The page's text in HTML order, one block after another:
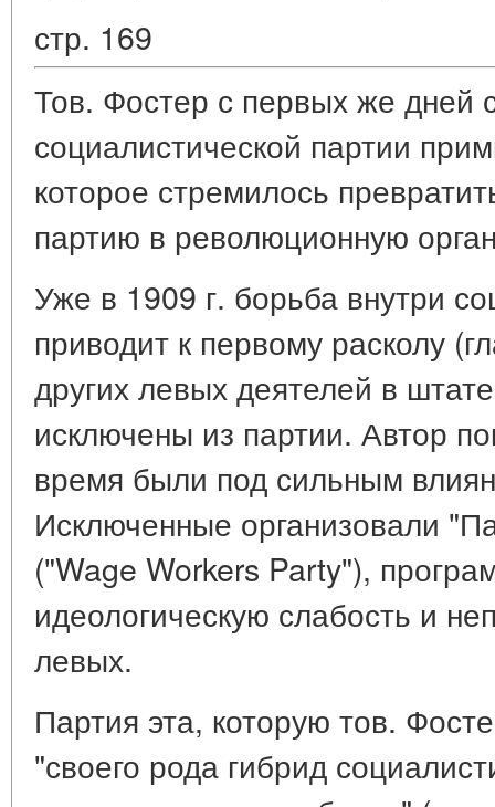
стр. 169
Тов. Фостер с первых же дней
социалистической партии
которое стремилось
партию в революционную
Уже в 1909 г. борьба внутри
приводит к первому расколу
других левых деятелей в
исключены из партии. Автор
время были под сильным
Исключенные организовали
("Wage Workers Party"),
идеологическую слабость и
левых.
Партия эта, которую тов.
"своего рода гибрид